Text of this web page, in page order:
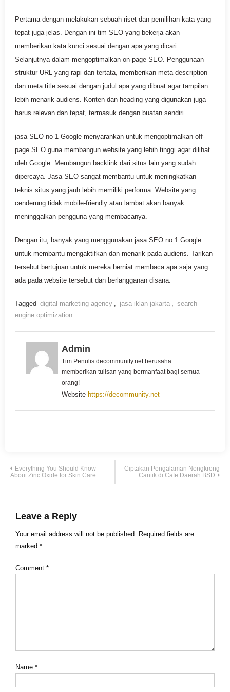
Pertama dengan melakukan sebuah riset dan pemilihan kata yang
tepat juga jelas. Dengan ini tim SEO yang bekerja akan
memberikan kata kunci sesuai dengan apa yang dicari.
Selanjutnya dalam mengoptimalkan on-page SEO. Penggunaan
struktur URL yang rapi dan tertata, memberikan meta description
dan meta title sesuai dengan judul apa yang dibuat agar tampilan
lebih menarik audiens. Konten dan heading yang digunakan juga
harus relevan dan tepat, termasuk dengan buatan sendiri.
jasa SEO no 1 Google menyarankan untuk mengoptimalkan off-
page SEO guna membangun website yang lebih tinggi agar dilihat
oleh Google. Membangun backlink dari situs lain yang sudah
dipercaya. Jasa SEO sangat membantu untuk meningkatkan
teknis situs yang jauh lebih memiliki performa. Website yang
cenderung tidak mobile-friendly atau lambat akan banyak
meninggalkan pengguna yang membacanya.
Dengan itu, banyak yang menggunakan jasa SEO no 1 Google
untuk membantu mengaktifkan dan menarik pada audiens. Tarikan
tersebut bertujuan untuk mereka berniat membaca apa saja yang
ada pada website tersebut dan berlangganan disana.
Tagged digital marketing agency jasa iklan jakarta
search
engine optimization
Admin
Tim Penulis decommunity.net berusaha
memberikan tulisan yang bermanfaat bagi semua
orang!
Website https://decommunity.net
Post
Everything You Should Know
About Zinc Oxide for Skin Care
Ciptakan Pengalaman Nongkrong
Cantik di Cafe Daerah BSD
Leave a Reply
Your email address will not be published. Required fields are
marked *
Comment *
Name *